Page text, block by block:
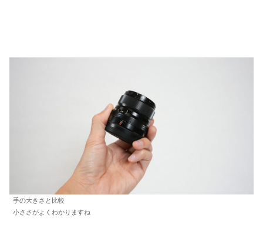
手の大きさと比較
小ささがよくわかりますね